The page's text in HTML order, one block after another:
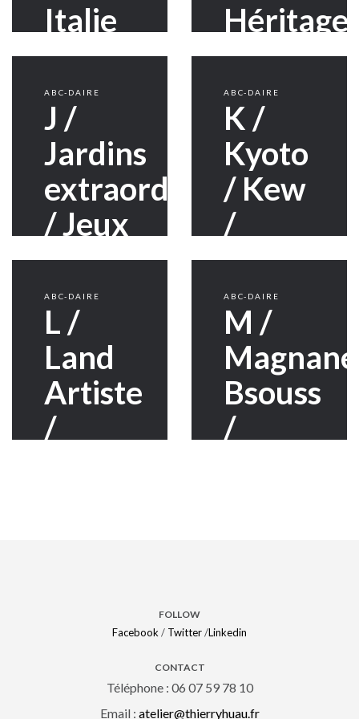
Italie
/
ABC-DAIRE
J /
Jardins
extraordinaires
/ Jeux
/
Jurassique
ABC-DAIRE
K /
Kyoto
/ Kew
/
ABC-DAIRE
L /
Land
Artiste
/
ABC-DAIRE
M /
Bsouss
/
FOLLOW
Facebook / Twitter/Linkedin
CONTACT
Téléphone : 06 07 59 78 10
Email : atelier@thierryhuau.fr